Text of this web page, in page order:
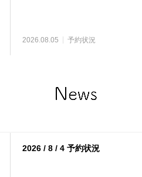
2026.08.05 予約状況
2026 / 8 / 4 予約状況